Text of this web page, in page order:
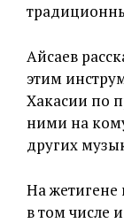
Айсаев
этим
Хакасии по
ними на
других
На
в том числе